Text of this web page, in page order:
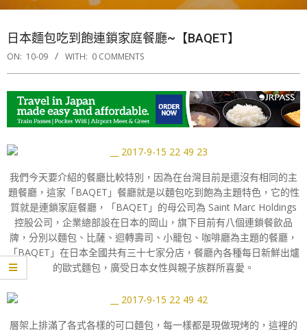
日本麵包吃到飽連鎖家庭餐廳~【BAQET】
ON: 10-09 WITH: 0 COMMENTS
我們今天要介紹的餐廳比較特別，因為在台灣目前是還沒有相同的主
題餐廳，這家「BAQET」餐廳就是以麵包吃到飽為主題特色，它的性
質就是連鎖家庭餐廳，「BAQET」的母公司為 Saint Marc Holdings
控股公司，企業總部設在日本的岡山，旗下目前有八個連鎖餐飲品
牌，分別以麵包、比薩、迴轉壽司、小籠包、咖啡廳為主題的餐廳，
「BAQET」在日本全國共有三十七家分店，餐廳內各種每日新鮮出爐
的歐式麵包，廣受日本女性與親子族群所喜愛。
層架上排滿了各式各樣的可口麵包，每一樣都是現做現烤的，這裡的